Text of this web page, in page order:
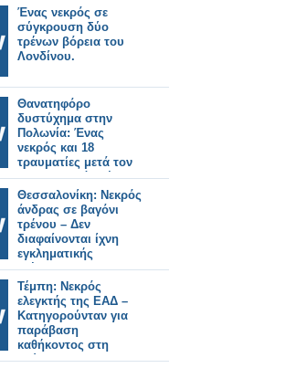
Ένας νεκρός σε
σύγκρουση δύο
τρένων βόρεια του
Λονδίνου.
Θανατηφόρο
δυστύχημα στην
Πολωνία: Ένας
νεκρός και 18
τραυματίες μετά τον
εκτροχιασμό τρένου.
Θεσσαλονίκη: Νεκρός
άνδρας σε βαγόνι
τρένου – Δεν
διαφαίνονται ίχνη
εγκληματικής
ενέργειας.
Τέμπη: Νεκρός
ελεγκτής της ΕΑΔ –
Κατηγορούνταν για
παράβαση
καθήκοντος στη
«Σύμβαση 717» του